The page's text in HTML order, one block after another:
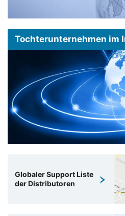
Tochterunternehmen im
Globaler Support Liste
der Distributoren